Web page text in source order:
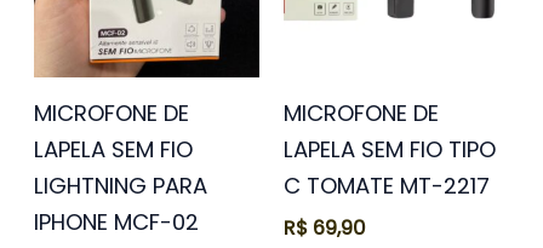
MICROFONE DE
LAPELA SEM FIO
LIGHTNING PARA
IPHONE MCF-02
MICROFONE DE
LAPELA SEM FIO TIPO
C TOMATE MT-2217
R$ 69,90